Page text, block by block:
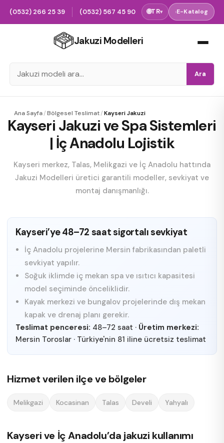
(0532) 266 25 39 (0532) 567 45 90 🌐TR▾ ›E-Katalog
Jakuzi Modelleri
Ara
Ana Sayfa/Bölgesel Teslimat/Kayseri Jakuzi
Kayseri Jakuzi ve Spa Sistemleri
| İç Anadolu Lojistik
Kayseri merkez, Talas, Melikgazi ve İç Anadolu hattında
Jakuzi Modelleri üretici garantili modeller, sevkiyat ve
montaj danışmanlığı.
Kayseri’ye 48–72 saat sigortalı sevkiyat
İç Anadolu projelerine Mersin fabrikasından paletli
sevkiyat yapılır.
Soğuk iklimde iç mekan spa ve ısıtıcı kapasitesi
model seçiminde önceliklidir.
Kayak merkezi ve bungalov projelerinde dış mekan
kapak ve drenaj planı gerekir.
Teslimat penceresi: 48–72 saat · Üretim merkezi:
Mersin Toroslar · Türkiye'nin 81 iline ücretsiz teslimat
Hizmet verilen ilçe ve bölgeler
Melikgazi Kocasinan Talas Develi Yahyalı
Kayseri ve İç Anadolu’da jakuzi kullanımı